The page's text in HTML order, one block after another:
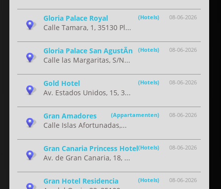
08-06-2026
Gloria Palace Royal (Hotels)
Calle Tamara, 1, 35130 Pl...
08-06-2026
Gloria Palace San AgustÃ­n (Hotels)
Calle las Margaritas, S/N...
08-06-2026
Gold Hotel (Hotels)
Av. Estados Unidos, 15, 3...
08-06-2026
Gran Amadores (Appartamenten)
Calle Islas Afortunadas,...
08-06-2026
Gran Canaria Princess Hotel(Hotels)
Av. de Gran Canaria, 18, ...
08-06-2026
Gran Hotel Residencia (Hotels)